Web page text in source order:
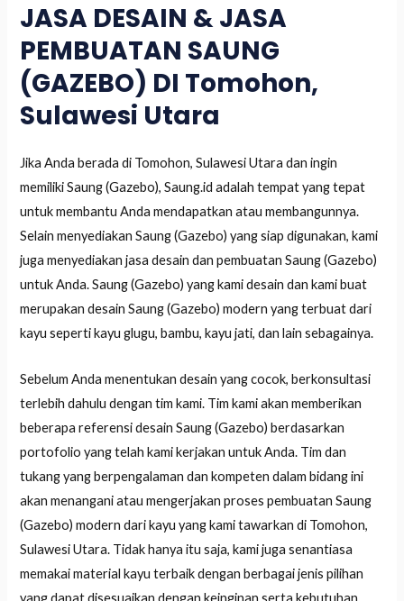
JASA DESAIN & JASA
PEMBUATAN SAUNG
(GAZEBO) DI Tomohon,
Sulawesi Utara
Jika Anda berada di Tomohon, Sulawesi Utara dan ingin
memiliki Saung (Gazebo), Saung.id adalah tempat yang tepat
untuk membantu Anda mendapatkan atau membangunnya.
Selain menyediakan Saung (Gazebo) yang siap digunakan, kami
juga menyediakan jasa desain dan pembuatan Saung (Gazebo)
untuk Anda. Saung (Gazebo) yang kami desain dan kami buat
merupakan desain Saung (Gazebo) modern yang terbuat dari
kayu seperti kayu glugu, bambu, kayu jati, dan lain sebagainya.
Sebelum Anda menentukan desain yang cocok, berkonsultasi
terlebih dahulu dengan tim kami. Tim kami akan memberikan
beberapa referensi desain Saung (Gazebo) berdasarkan
portofolio yang telah kami kerjakan untuk Anda. Tim dan
tukang yang berpengalaman dan kompeten dalam bidang ini
akan menangani atau mengerjakan proses pembuatan Saung
(Gazebo) modern dari kayu yang kami tawarkan di Tomohon,
Sulawesi Utara. Tidak hanya itu saja, kami juga senantiasa
memakai material kayu terbaik dengan berbagai jenis pilihan
yang dapat disesuaikan dengan keinginan serta kebutuhan